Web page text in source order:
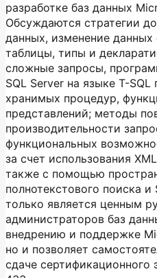
разработке баз данных
Обсуждаются стратегии
данных, изменение
таблицы, типы и
сложные запросы,
SQL Server на языке T-SQL
хранимых процедур,
представлений; методы
производительности
функциональных
за счет использования
также с помощью
полнотекстового поиска
только является ценным
администраторов баз
внедрению и поддержке
но и позволяет
сдаче